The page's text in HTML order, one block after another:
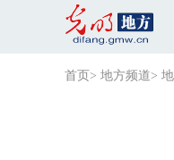
首页 > 地方频道>